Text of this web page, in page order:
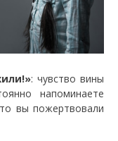
: чувство вины
напоминаете
вы пожертвовали